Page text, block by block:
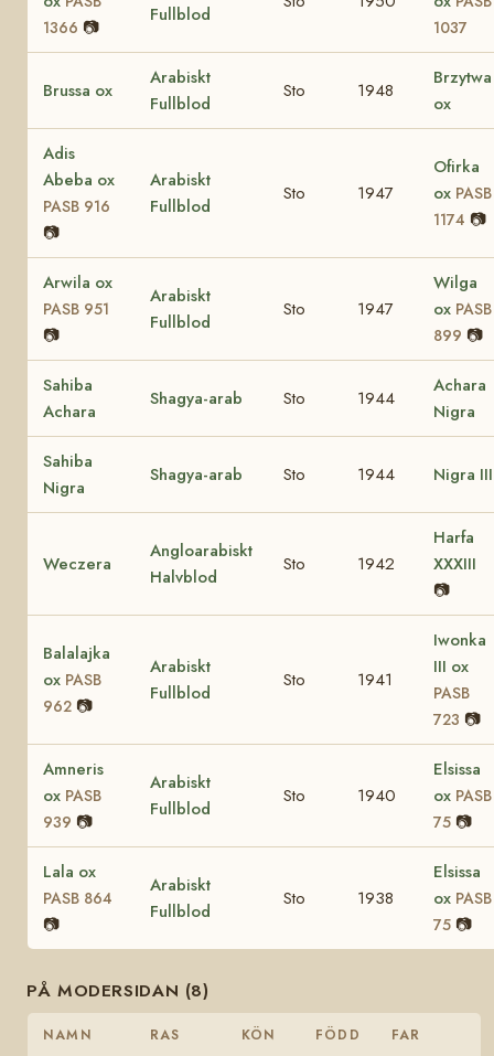
1366 📷
Fullblod
1037
Brussa ox
Arabiskt
Fullblod
Sto 1948
Brzytwa
ox
Adis
Abeba ox
PASB 916
📷
Arabiskt
Fullblod
Sto 1947
Ofirka
ox PASB
1174 📷
Arwila ox
PASB 951
📷
Arabiskt
Fullblod
Sto 1947
Wilga
ox PASB
899 📷
Sahiba
Achara
Shagya-arab Sto 1944
Achara
Nigra
Sahiba
Nigra
Shagya-arab Sto 1944 Nigra III
Weczera
Angloarabiskt
Halvblod
Sto 1942
Harfa
XXXIII
📷
Balalajka
ox PASB
962 📷
Arabiskt
Fullblod
Sto 1941
Iwonka
III ox
PASB
723 📷
Amneris
ox PASB
939 📷
Arabiskt
Fullblod
Sto 1940
Elsissa
ox PASB
75 📷
Lala ox
PASB 864
📷
Arabiskt
Fullblod
Sto 1938
Elsissa
ox PASB
75 📷
PÅ MODERSIDAN (8)
NAMN RAS KÖN FÖDD FAR